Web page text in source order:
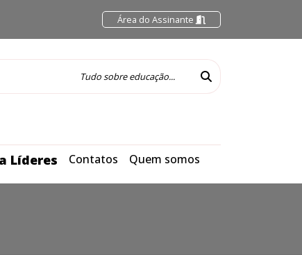
Área do Assinante
Líderes Contatos Quem somos